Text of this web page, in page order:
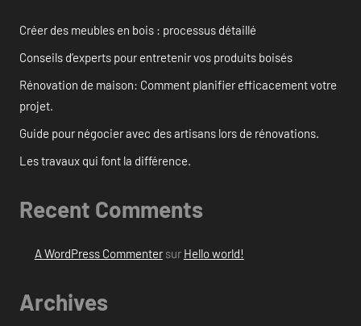
Créer des meubles en bois : processus détaillé
Conseils d’experts pour entretenir vos produits boisés
Rénovation de maison: Comment planifier efficacement votre
projet.
Guide pour négocier avec des artisans lors de rénovations.
Les travaux qui font la différence.
Recent Comments
A WordPress Commentersur Hello world!
Archives